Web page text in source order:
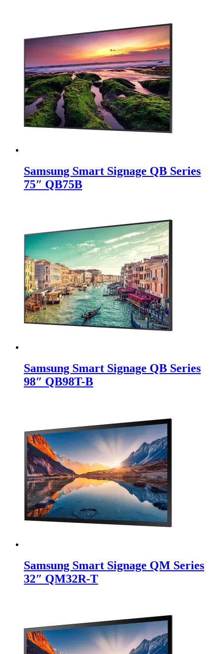
Samsung Smart Signage QB Series
75″ QB75B
Samsung Smart Signage QB Series
98″ QB98T-B
Samsung Smart Signage QM Series
32″ QM32R-T